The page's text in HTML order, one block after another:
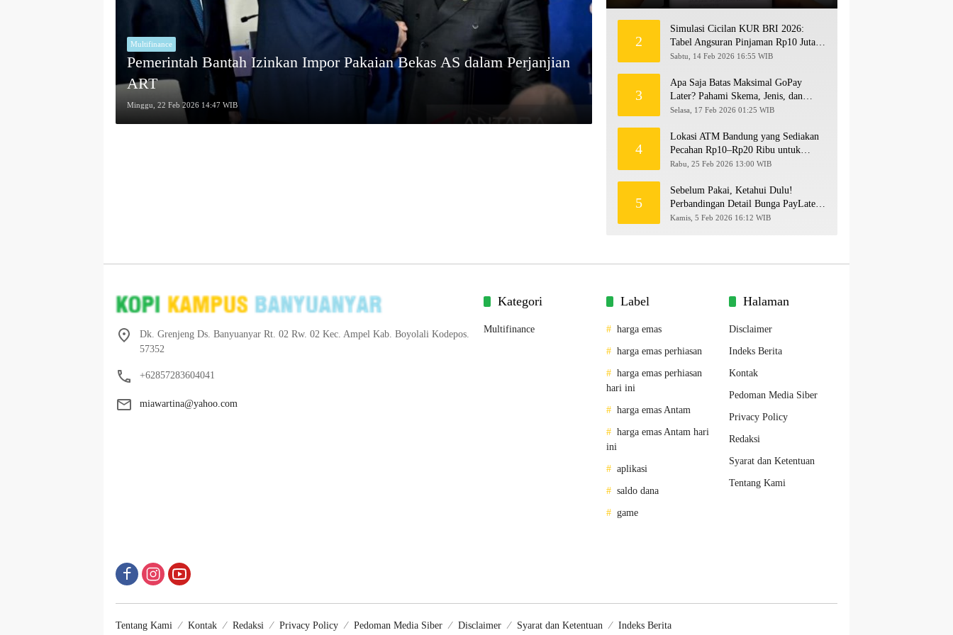
Multifinance
Pemerintah Bantah Izinkan Impor Pakaian Bekas AS dalam Perjanjian
ART
Minggu, 22 Feb 2026 14:47 WIB
2
Simulasi Cicilan KUR BRI 2026:
Tabel Angsuran Pinjaman Rp10 Juta
hingga Rp500 Juta
Sabtu, 14 Feb 2026 16:55 WIB
3
Apa Saja Batas Maksimal GoPay
Later? Pahami Skema, Jenis, dan
Langkah Upgrade Limit
Selasa, 17 Feb 2026 01:25 WIB
4
Lokasi ATM Bandung yang Sediakan
Pecahan Rp10–Rp20 Ribu untuk
Persiapan THR 2026!
Rabu, 25 Feb 2026 13:00 WIB
5
Sebelum Pakai, Ketahui Dulu!
Perbandingan Detail Bunga PayLater
Kredivo, SPayLater, dan SPinjam
Kamis, 5 Feb 2026 16:12 WIB
Dk. Grenjeng Ds. Banyuanyar Rt. 02 Rw. 02 Kec. Ampel Kab. Boyolali Kodepos.
57352
+62857283604041
miawartina@yahoo.com
Kategori
Multifinance
Label
harga emas
harga emas perhiasan
harga emas perhiasan
hari ini
harga emas Antam
harga emas Antam hari
ini
aplikasi
saldo dana
game
Halaman
Disclaimer
Indeks Berita
Kontak
Pedoman Media Siber
Privacy Policy
Redaksi
Syarat dan Ketentuan
Tentang Kami
Tentang Kami Kontak Redaksi Privacy Policy Pedoman Media Siber Disclaimer Syarat dan Ketentuan Indeks Berita